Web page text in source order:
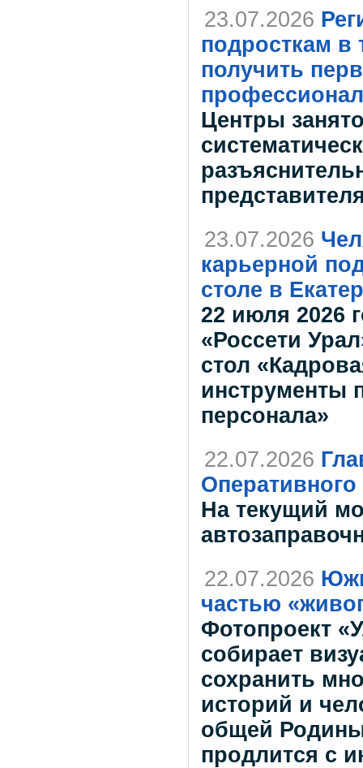
23.07.2026
подросткам в
получить
Центры
23.07.2026
карьерной
столе в
22 июля 2026
«Россети
стол
инструменты
персонала»
22.07.2026
На текущий
22.07.2026
частью
Фотопроект
собирает
сохранить
историй и
общей
продлится с